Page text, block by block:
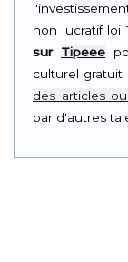
non lucratif loi
sur Tipeee
culturel gratuit
des articles
par d'autres